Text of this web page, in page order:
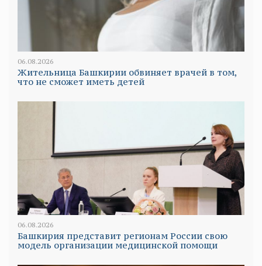
06.08.2026
Жительница Башкирии обвиняет врачей в том,
что не сможет иметь детей
06.08.2026
Башкирия представит регионам России свою
модель организации медицинской помощи